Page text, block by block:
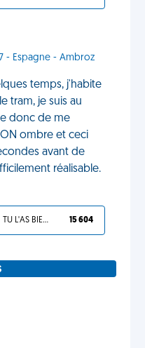
- Espagne - Ambroz
temps, j'habite
tram, je suis au
donc de me
ombre et ceci
avant de
réalisable.
TU L'AS BIEN MÉRITÉ 15 604